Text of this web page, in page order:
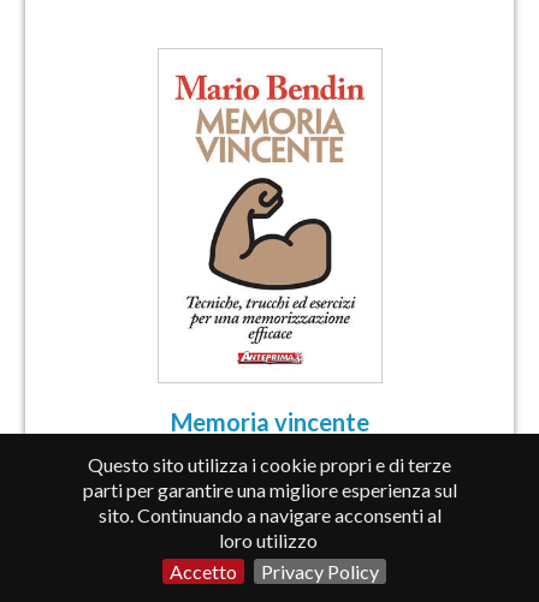
Questo sito utilizza i cookie propri e di terze
parti per garantire una migliore esperienza sul
sito. Continuando a navigare acconsenti al
loro utilizzo
Accetto
Privacy Policy
Memoria vincente
CollanaCoaching & Self-Help
Tecniche, trucchi ed esercizi per una memorizzazione
efficace
LEGGI DI PIÙ